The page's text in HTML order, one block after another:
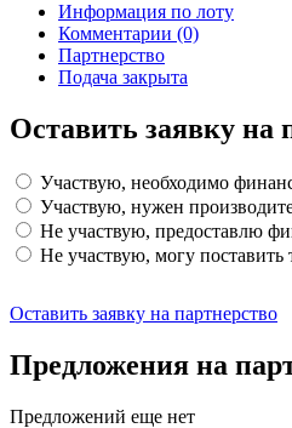
Информация по лоту
Комментарии (0)
Партнерство
Подача закрыта
Оставить заявку на
Участвую, необходимо
Участвую, нужен
Не участвую, предоставлю
Не участвую, могу поставить
Оставить заявку на партнерство
Предложения на
Предложений еще нет